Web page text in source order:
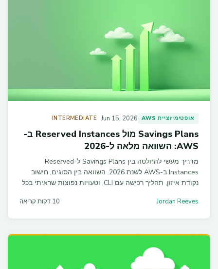
אופטימיזציית AWS Jun 15, 2026
INTERMEDIATE
Savings Plans מול Reserved Instances ב-
AWS: השוואה מלאה ל-2026
מדריך מעשי להחלטה בין Savings Plans ל-Reserved
Instances ב-AWS לשנת 2026. השוואה בין הסוגים, חישוב
נקודת איזון, תהליך רכישה עם CLI, וטעויות נפוצות שראיתי בכל
Jordan Reeves 10 דקות קריאה